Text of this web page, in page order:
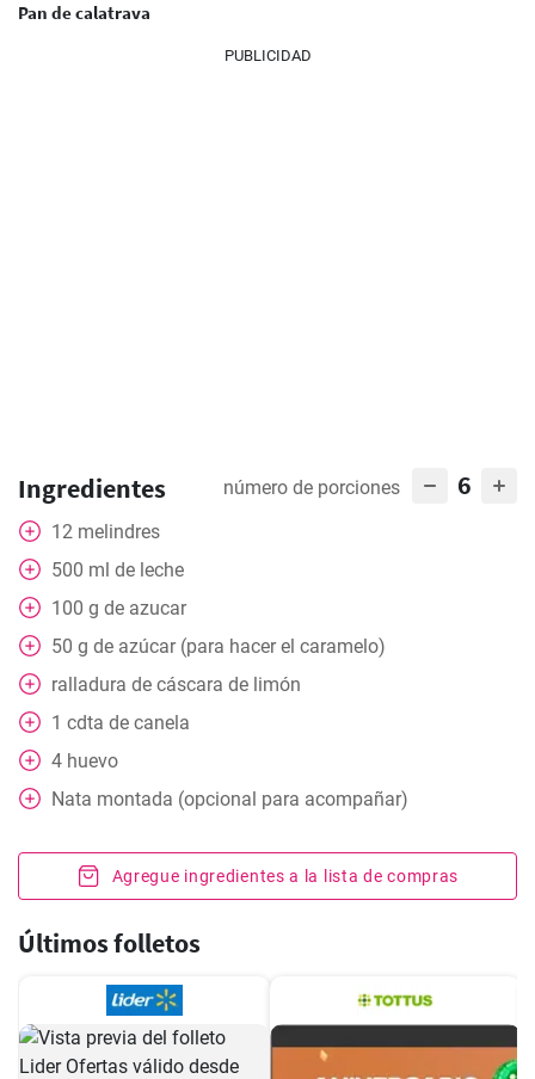
Pan de calatrava
PUBLICIDAD
Ingredientes número de porciones 6
12 melindres
500 ml de leche
100 g de azucar
50 g de azúcar (para hacer el caramelo)
ralladura de cáscara de limón
1 cdta de canela
4 huevo
Nata montada (opcional para acompañar)
Agregue ingredientes a la lista de compras
Últimos folletos